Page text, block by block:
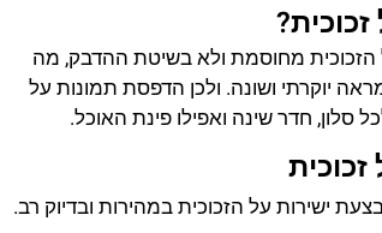
הזכוכית מחוסמת ולא בשיטת ההדבק, מה
יוקרתי ושונה. ולכן הדפסת תמונות על
סלון, חדר שינה ואפילו פינת האוכל.
ישירות על הזכוכית במהירות ובדיוק רב.